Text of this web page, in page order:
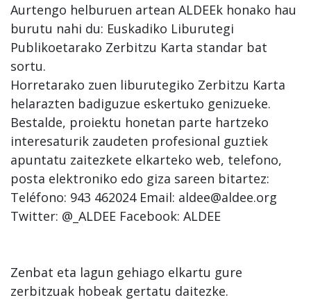
Aurtengo helburuen artean ALDEEk honako hau
burutu nahi du: Euskadiko Liburutegi
Publikoetarako Zerbitzu Karta standar bat
sortu.
Horretarako zuen liburutegiko Zerbitzu Karta
helarazten badiguzue eskertuko genizueke.
Bestalde, proiektu honetan parte hartzeko
interesaturik zaudeten profesional guztiek
apuntatu zaitezkete elkarteko web, telefono,
posta elektroniko edo giza sareen bitartez:
Teléfono: 943 462024 Email: aldee@aldee.org
Twitter: @_ALDEE Facebook: ALDEE
Zenbat eta lagun gehiago elkartu gure
zerbitzuak hobeak gertatu daitezke.